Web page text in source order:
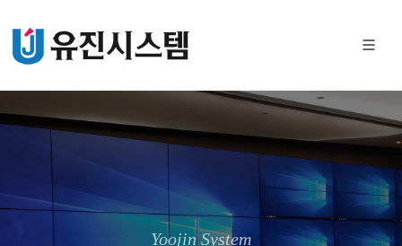
Yoojin System